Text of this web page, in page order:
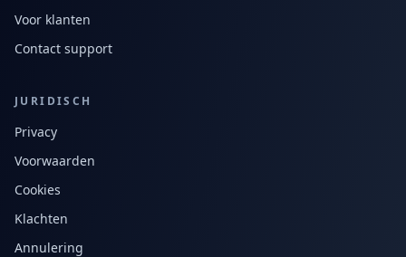
Voor klanten
Contact support
JURIDISCH
Privacy
Voorwaarden
Cookies
Klachten
Annulering